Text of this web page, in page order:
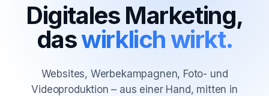
Digitales Marketing,
daswirklich wirkt.
Websites, Werbekampagnen, Foto- und
Videoproduktion – aus einer Hand, mitten in